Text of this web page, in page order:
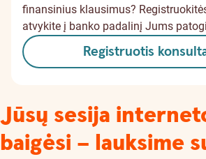
finansinius klausimus?
atvykite į banko padalinį Jums
Registruotis
Jūsų sesija
baigėsi – lauksime